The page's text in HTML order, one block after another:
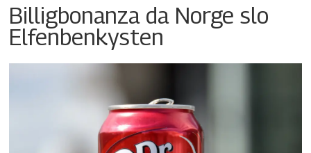
Billigbonanza da Norge slo
Elfenbenkysten